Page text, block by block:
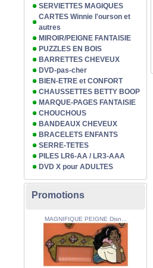
SERVIETTES MAGIQUES
CARTES Winnie l'ourson et
autres
MIROIR/PEIGNE FANTAISIE
PUZZLES EN BOIS
BARRETTES CHEVEUX
DVD-pas-cher
BIEN-ETRE et CONFORT
CHAUSSETTES BETTY BOOP
MARQUE-PAGES FANTAISIE
CHOUCHOUS
BANDEAUX CHEVEUX
BRACELETS ENFANTS
SERRE-TETES
PILES LR6-AA / LR3-AAA
DVD X pour ADULTES
Promotions
MAGNIFIQUE PEIGNE Disn...